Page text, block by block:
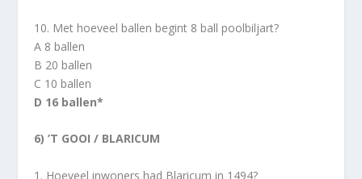
10. Met hoeveel ballen begint 8 ball poolbiljart?
A 8 ballen
B 20 ballen
C 10 ballen
D 16 ballen*
6) ’T GOOI / BLARICUM
1. Hoeveel inwoners had Blaricum in 1494?